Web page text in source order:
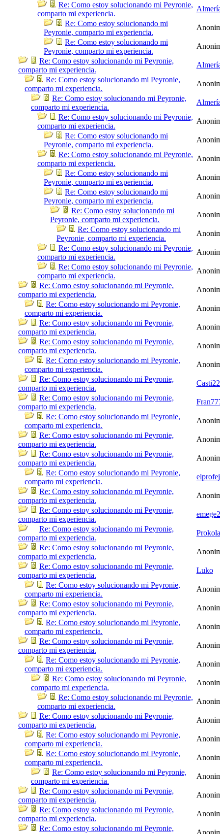
Re: Como estoy solucionando mi Peyronie,
comparto mi experiencia.
Re: Como estoy solucionando mi
Peyronie, comparto mi experiencia.
Re: Como estoy solucionando mi
Peyronie, comparto mi experiencia.
Re: Como estoy solucionando mi Peyronie,
comparto mi experiencia.
Re: Como estoy solucionando mi Peyronie,
comparto mi experiencia.
Re: Como estoy solucionando mi Peyronie,
comparto mi experiencia.
Re: Como estoy solucionando mi Peyronie,
comparto mi experiencia.
Re: Como estoy solucionando mi
Peyronie, comparto mi experiencia.
Re: Como estoy solucionando mi Peyronie,
comparto mi experiencia.
Re: Como estoy solucionando mi
Peyronie, comparto mi experiencia.
Re: Como estoy solucionando mi
Peyronie, comparto mi experiencia.
Re: Como estoy solucionando mi
Peyronie, comparto mi experiencia.
Re: Como estoy solucionando mi
Peyronie, comparto mi experiencia.
Re: Como estoy solucionando mi Peyronie,
comparto mi experiencia.
Re: Como estoy solucionando mi Peyronie,
comparto mi experiencia.
Re: Como estoy solucionando mi Peyronie,
comparto mi experiencia.
Re: Como estoy solucionando mi Peyronie,
comparto mi experiencia.
Re: Como estoy solucionando mi Peyronie,
comparto mi experiencia.
Re: Como estoy solucionando mi Peyronie,
comparto mi experiencia.
Re: Como estoy solucionando mi Peyronie,
comparto mi experiencia.
Re: Como estoy solucionando mi Peyronie,
comparto mi experiencia.
Casti22
Re: Como estoy solucionando mi Peyronie,
comparto mi experiencia.
Re: Como estoy solucionando mi Peyronie,
comparto mi experiencia.
Re: Como estoy solucionando mi Peyronie,
comparto mi experiencia.
Re: Como estoy solucionando mi Peyronie,
comparto mi experiencia.
Re: Como estoy solucionando mi Peyronie,
comparto mi experiencia.
Re: Como estoy solucionando mi Peyronie,
comparto mi experiencia.
Re: Como estoy solucionando mi Peyronie,
comparto mi experiencia.
Re: Como estoy solucionando mi Peyronie,
comparto mi experiencia.
Prokola
Re: Como estoy solucionando mi Peyronie,
comparto mi experiencia.
Re: Como estoy solucionando mi Peyronie,
comparto mi experiencia.
Luko
Re: Como estoy solucionando mi Peyronie,
comparto mi experiencia.
Re: Como estoy solucionando mi Peyronie,
comparto mi experiencia.
Re: Como estoy solucionando mi Peyronie,
comparto mi experiencia.
Re: Como estoy solucionando mi Peyronie,
comparto mi experiencia.
Re: Como estoy solucionando mi Peyronie,
comparto mi experiencia.
Re: Como estoy solucionando mi Peyronie,
comparto mi experiencia.
Re: Como estoy solucionando mi Peyronie,
comparto mi experiencia.
Re: Como estoy solucionando mi Peyronie,
comparto mi experiencia.
Re: Como estoy solucionando mi Peyronie,
comparto mi experiencia.
Re: Como estoy solucionando mi Peyronie,
comparto mi experiencia.
Re: Como estoy solucionando mi Peyronie,
comparto mi experiencia.
Re: Como estoy solucionando mi Peyronie,
comparto mi experiencia.
Re: Como estoy solucionando mi Peyronie,
comparto mi experiencia.
Re: Como estoy solucionando mi Peyronie,